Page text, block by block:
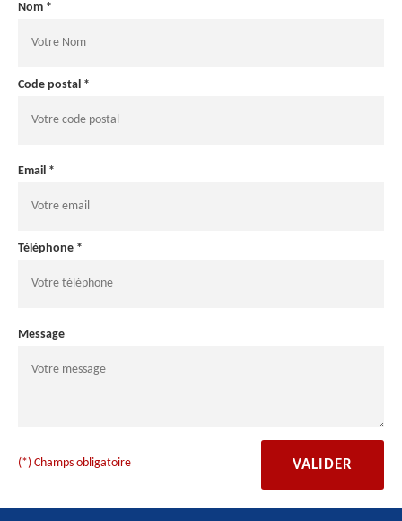
Nom *
Code postal *
Email *
Téléphone *
Message
(*) Champs obligatoire